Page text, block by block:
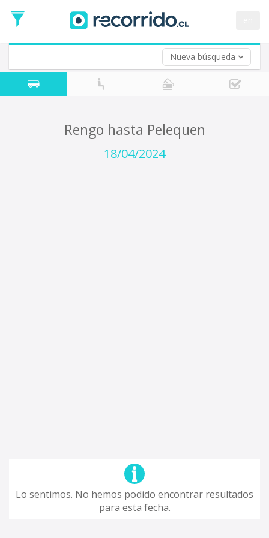
Nueva búsqueda
de
Ida
Vuelta (opcional)
Fecha
de
Rengo hasta Pelequen
18/04/2024
Lo sentimos. No hemos podido encontrar resultados
para esta fecha.